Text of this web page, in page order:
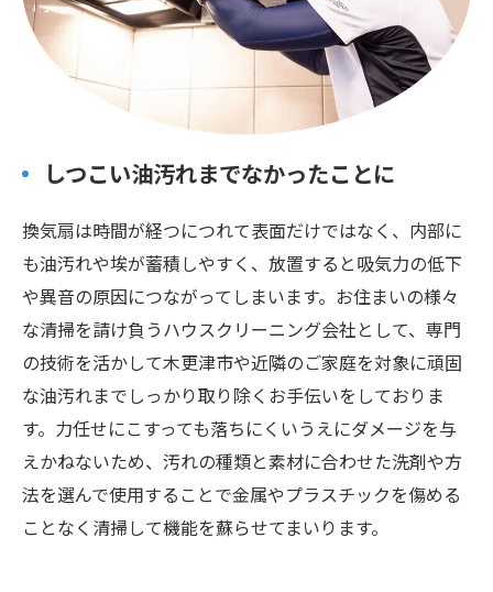
しつこい油汚れまでなかったことに
換気扇は時間が経つにつれて表面だけではなく、内部に
も油汚れや埃が蓄積しやすく、放置すると吸気力の低下
や異音の原因につながってしまいます。お住まいの様々
な清掃を請け負うハウスクリーニング会社として、専門
の技術を活かして木更津市や近隣のご家庭を対象に頑固
な油汚れまでしっかり取り除くお手伝いをしておりま
す。力任せにこすっても落ちにくいうえにダメージを与
えかねないため、汚れの種類と素材に合わせた洗剤や方
法を選んで使用することで金属やプラスチックを傷める
ことなく清掃して機能を蘇らせてまいります。